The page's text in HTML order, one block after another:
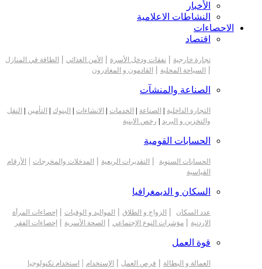
الأخبار
النشاطات الاعلامية
الاحصاءات
اقتصاد
تجارة خارجية | نفقات ودخل الأسرة | الأمن الغذائي | الطاقة في المنازل
| السياحة المحلية | القادمون و المغادرون
الصناعة والمنشآت
التجارة الداخلية الصناعة الخدمات الانشاءات البنوك التأمين
النقل
والتخزين و البريد
رخص الابنية
الحسابات القومية
الحسابات السنوية | التقديرات الربعية | المدخلات والمخرجات |
الأرقام
القياسية
السكان و الديمغرافيا
عدد السكان | الزواج و الطلاق | المواليد و الوفيات | إحصاءات المرأة
الاردنية | مؤشرات النوع الإجتماعي | الصحة الأسرية | إحصاءات الفقر
قوة العمل
العمالة و البطالة | فرص العمل | الإستخدام |
استخدام تكنولوجيا